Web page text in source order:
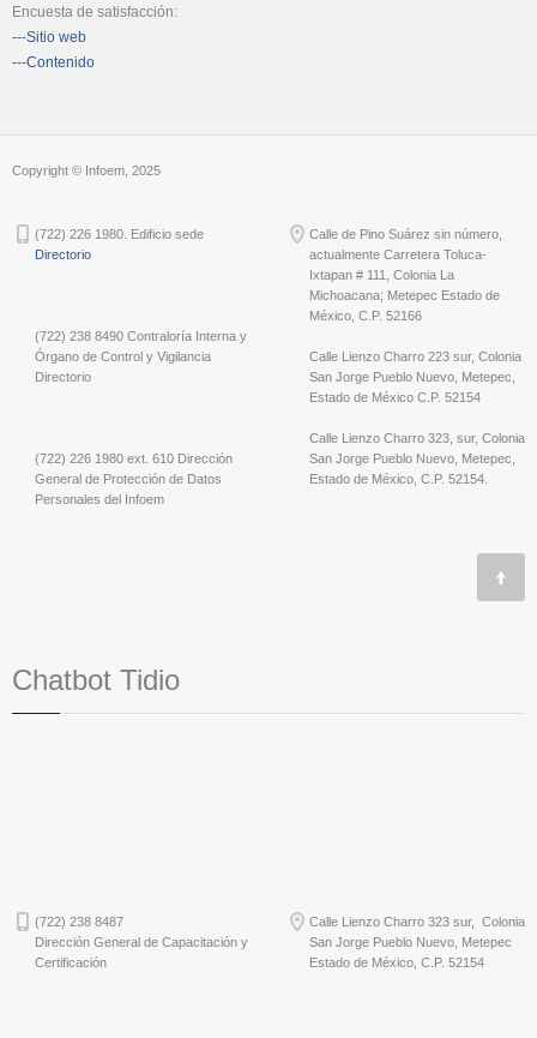
Encuesta de satisfacción:
---Sitio web
---Contenido
Copyright © Infoem, 2025
(722) 226 1980. Edificio sede
Directorio
(722) 238 8490 Contraloría Interna y
Órgano de Control y Vigilancia
Directorio
(722) 226 1980 ext. 610 Dirección
General de Protección de Datos
Personales del Infoem
Calle de Pino Suárez sin número,
actualmente Carretera Toluca-
Ixtapan # 111, Colonia La
Michoacana; Metepec Estado de
México, C.P. 52166
Calle Lienzo Charro 223 sur, Colonia
San Jorge Pueblo Nuevo, Metepec,
Estado de México C.P. 52154
Calle Lienzo Charro 323, sur, Colonia
San Jorge Pueblo Nuevo, Metepec,
Estado de México, C.P. 52154.
Chatbot Tidio
(722) 238 8487
Dirección General de Capacitación y
Certificación
Calle Lienzo Charro 323 sur, Colonia
San Jorge Pueblo Nuevo, Metepec
Estado de México, C.P. 52154